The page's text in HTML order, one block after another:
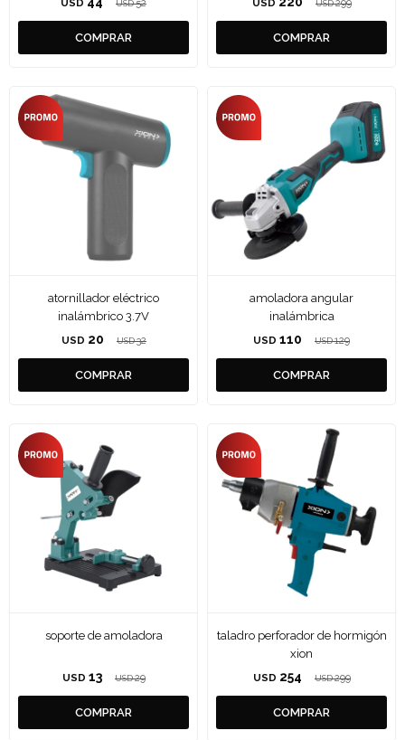
USD USD 52 USD USD 299
atornillador eléctrico
inalámbrico 3.7V
USD 20 USD 32
amoladora angular
inalámbrica
USD 110 USD 129
soporte de amoladora
USD 13 USD 29
taladro perforador de hormigón
xion
USD 254 USD 299